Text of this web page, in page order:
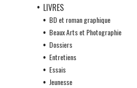
LIVRES
BD et roman graphique
Beaux Arts et Photographie
Dossiers
Entretiens
Essais
Jeunesse